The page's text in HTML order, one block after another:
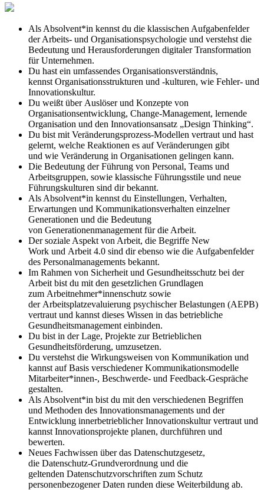
Als Absolvent*in kennst du die klassischen Aufgabenfelder
der Arbeits- und Organisationspsychologie und verstehst die
Bedeutung und Herausforderungen digitaler Transformation
für Unternehmen.
Du hast ein umfassendes Organisationsverständnis,
kennst Organisationsstrukturen und -kulturen, wie Fehler- und
Innovationskultur.
Du weißt über Auslöser und Konzepte von
Organisationsentwicklung, Change-Management, lernende
Organisation und den Innovationsansatz „Design Thinking“.
Du bist mit Veränderungsprozess-Modellen vertraut und hast
gelernt, welche Reaktionen es auf Veränderungen gibt
und wie Veränderung in Organisationen gelingen kann.
Die Bedeutung der Führung von Personal, Teams und
Arbeitsgruppen, sowie klassische Führungsstile und neue
Führungskulturen sind dir bekannt.
Als Absolvent*in kennst du Einstellungen, Verhalten,
Erwartungen und Kommunikationsverhalten einzelner
Generationen und die Bedeutung
von Generationenmanagement für die Arbeit.
Der soziale Aspekt von Arbeit, die Begriffe New
Work und Arbeit 4.0 sind dir ebenso wie die Aufgabenfelder
des Personalmanagements bekannt.
Im Rahmen von Sicherheit und Gesundheitsschutz bei der
Arbeit bist du mit den gesetzlichen Grundlagen
zum Arbeitnehmer*innenschutz sowie
der Arbeitsplatzevaluierung psychischer Belastungen (AEPB)
vertraut und kannst dieses Wissen in das betriebliche
Gesundheitsmanagement einbinden.
Du bist in der Lage, Projekte zur Betrieblichen
Gesundheitsförderung, umzusetzen.
Du verstehst die Wirkungsweisen von Kommunikation und
kannst auf Basis verschiedener Kommunikationsmodelle
Mitarbeiter*innen-, Beschwerde- und Feedback-Gespräche
gestalten.
Als Absolvent*in bist du mit den verschiedenen Begriffen
und Methoden des Innovationsmanagements und der
Entwicklung innerbetrieblicher Innovationskultur vertraut und
kannst Innovationsprojekte planen, durchführen und
bewerten.
Neues Fachwissen über das Datenschutzgesetz,
die Datenschutz-Grundverordnung und die
geltenden Datenschutzvorschriften zum Schutz
personenbezogener Daten runden diese Weiterbildung ab.